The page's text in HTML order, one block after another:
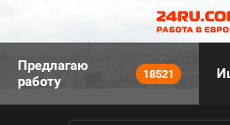
Предлагаю
работу
18521